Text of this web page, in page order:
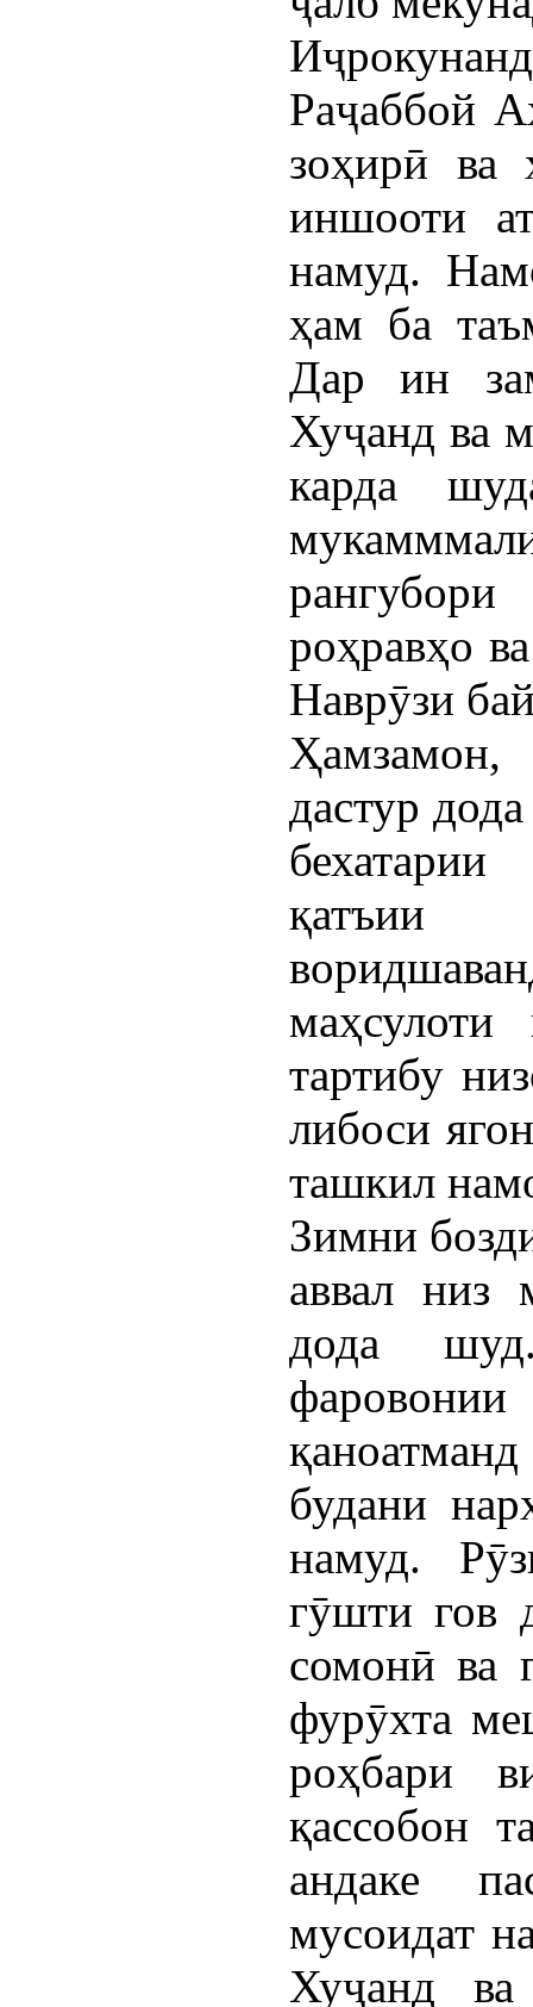
Раҷаббой
зоҳирӣ ва
иншооти
намуд.
ҳам ба
Дар ин
Хуҷанд ва
карда
роҳравҳо
Наврӯзи
Ҳамзамон,
дастур
қатъии
тартибу
либоси
ташкил
Зимни
аввал низ
дода
будани
намуд.
гӯшти гов
сомонӣ ва
фурӯхта
роҳбари
қассобон
андаке
мусоидат
Хуҷанд ва